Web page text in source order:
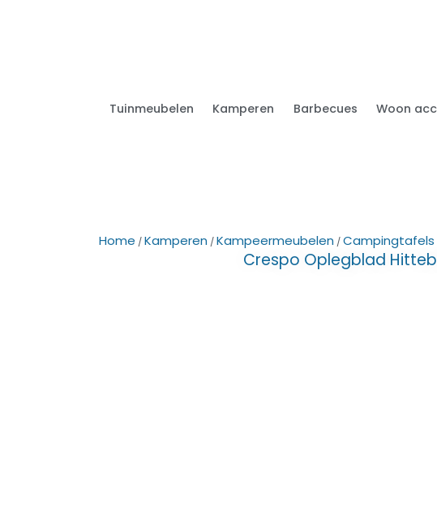
Tuinmeubelen Kamperen Barbecues Woon
Home /Kamperen /Kampeermeubelen /Campingtafels
Crespo Oplegblad